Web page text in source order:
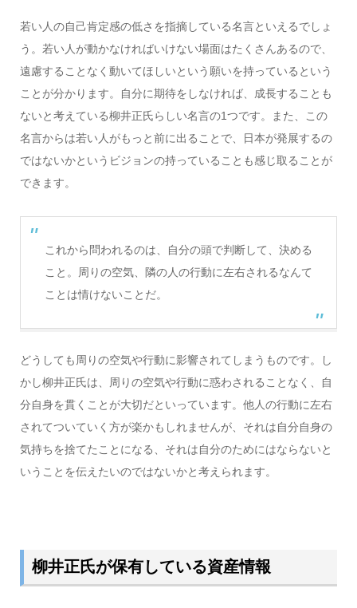
若い人の自己肯定感の低さを指摘している名言といえるでしょ
う。若い人が動かなければいけない場面はたくさんあるので、
遠慮することなく動いてほしいという願いを持っているという
ことが分かります。自分に期待をしなければ、成長することも
ないと考えている柳井正氏らしい名言の1つです。また、この
名言からは若い人がもっと前に出ることで、日本が発展するの
ではないかというビジョンの持っていることも感じ取ることが
できます。
これから問われるのは、自分の頭で判断して、決める
こと。周りの空気、隣の人の行動に左右されるなんて
ことは情けないことだ。
どうしても周りの空気や行動に影響されてしまうものです。し
かし柳井正氏は、周りの空気や行動に惑わされることなく、自
分自身を貫くことが大切だといっています。他人の行動に左右
されてついていく方が楽かもしれませんが、それは自分自身の
気持ちを捨てたことになる、それは自分のためにはならないと
いうことを伝えたいのではないかと考えられます。
柳井正氏が保有している資産情報